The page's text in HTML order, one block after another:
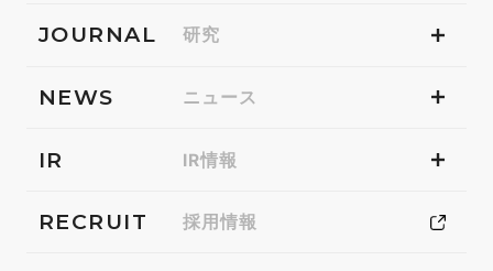
JOURNAL 研究
NEWS ニュース
IR IR情報
RECRUIT 採用情報